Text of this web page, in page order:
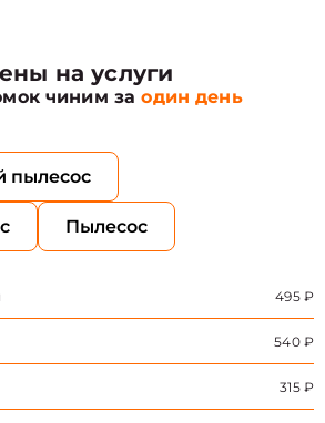
на услуги
чиним заодин день
пылесос
Пылесос
495 ₽
540 ₽
315 ₽